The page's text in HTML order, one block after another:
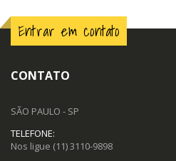
Entrar em contato
CONTATO
SÃO PAULO - SP
TELEFONE:
Nos ligue (11) 3110-9898